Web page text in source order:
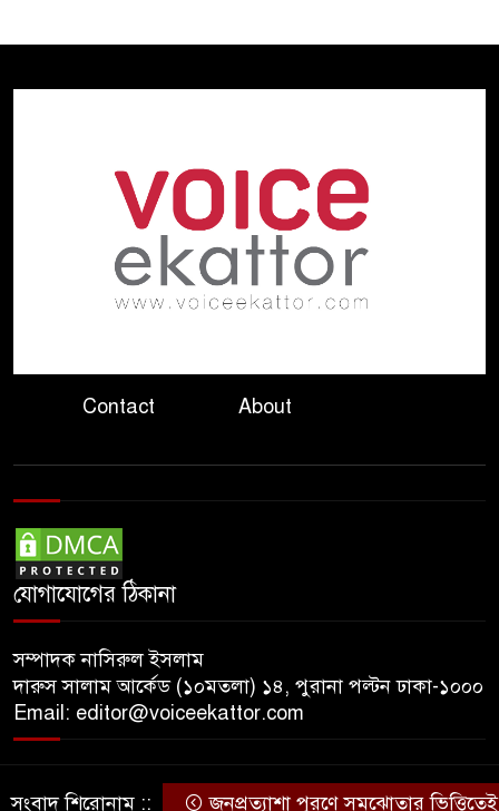
নিয়ে হত্যার সাম্রাজ্য
পিছিয়ে পড়ল কেন?অর্থনৈতিক
পরাশক্তি জাপান এখন চতুর্থ
আমি মানুষ হত্যা করতে চাই না
হুতিদের ঠেকাতে সৌদি জোটে,
১০
Contact About
যোগাযোগের ঠিকানা
সম্পাদক নাসিরুল ইসলাম
দারুস সালাম আর্কেড (১০মতলা) ১৪, পুরানা পল্টন ঢাকা-১০০০
Email: editor@voiceekattor.com
© Copyright By © Voice Ekattor
সংবাদ শিরোনাম :: জনপ্রত্যাশা পূরণে সমঝোতার ভিত্তিতেই